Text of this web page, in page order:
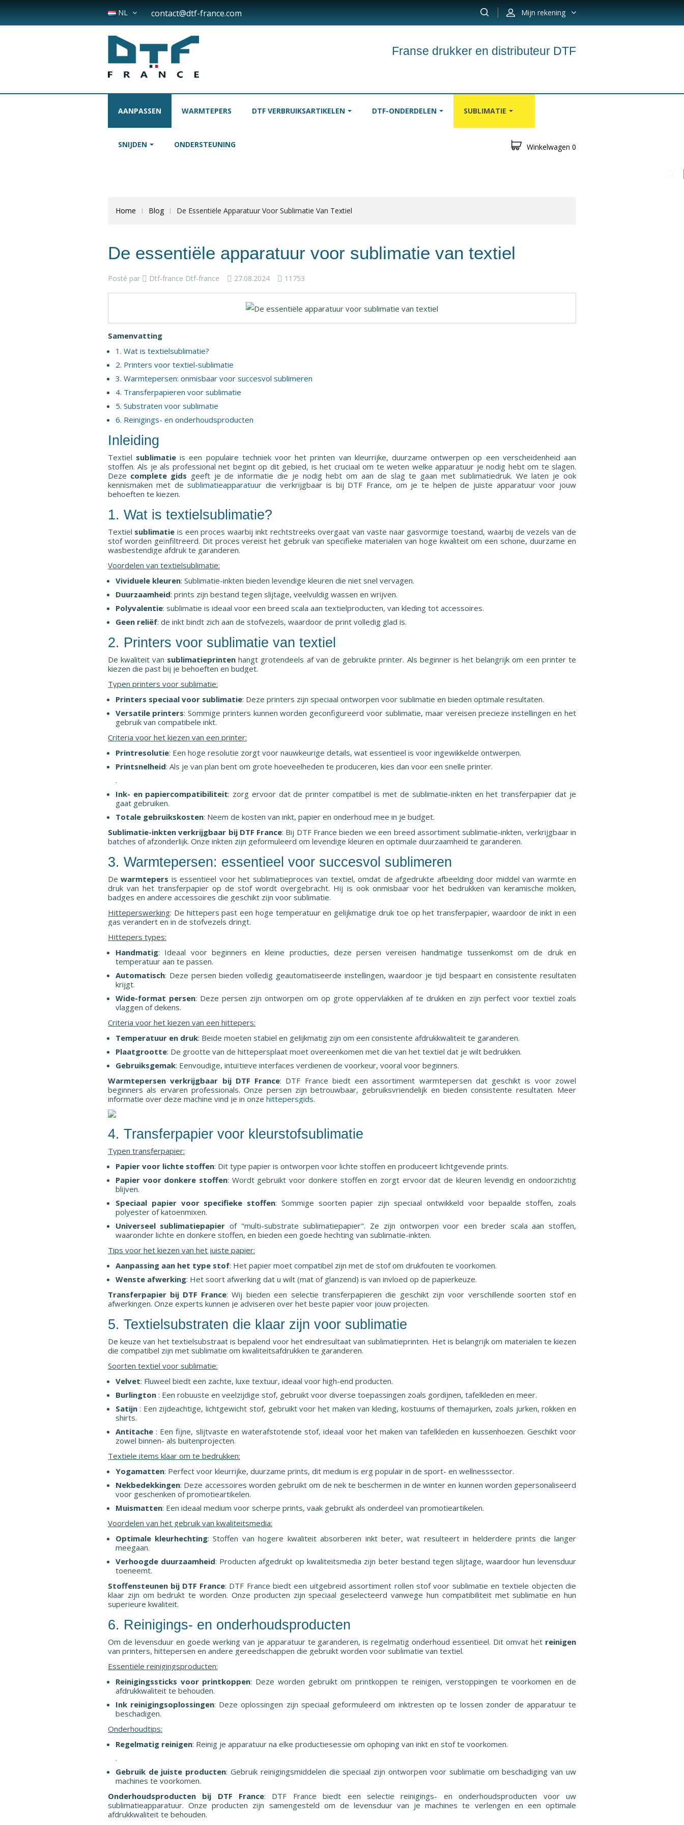
NL Mijn rekening
contact@dtf-france.com
Franse drukker en distributeur DTF
AANPASSEN WARMTEPERS DTF VERBRUIKSARTIKELEN DTF-ONDERDELEN SUBLIMATIE
SNIJDEN ONDERSTEUNING Winkelwagen 0
Home Blog De Essentiële Apparatuur Voor Sublimatie Van Textiel
De essentiële apparatuur voor sublimatie van textiel
Posté par Dtf-france Dtf-france 27.08.2024 11753
Samenvatting
1. Wat is textielsublimatie?
2. Printers voor textiel-sublimatie
3. Warmtepersen: onmisbaar voor succesvol sublimeren
4. Transferpapieren voor sublimatie
5. Substraten voor sublimatie
6. Reinigings- en onderhoudsproducten
Inleiding
Textiel sublimatie is een populaire techniek voor het printen van kleurrijke, duurzame ontwerpen op een verscheidenheid aan
stoffen. Als je als professional net begint op dit gebied, is het cruciaal om te weten welke apparatuur je nodig hebt om te slagen.
Deze complete gids geeft je de informatie die je nodig hebt om aan de slag te gaan met sublimatiedruk. We laten je ook
kennismaken met de sublimatieapparatuur die verkrijgbaar is bij DTF France, om je te helpen de juiste apparatuur voor jouw
behoeften te kiezen.
1. Wat is textielsublimatie?
Textiel sublimatie is een proces waarbij inkt rechtstreeks overgaat van vaste naar gasvormige toestand, waarbij de vezels van de
stof worden geïnfiltreerd. Dit proces vereist het gebruik van specifieke materialen van hoge kwaliteit om een schone, duurzame en
wasbestendige afdruk te garanderen.
Voordelen van textielsublimatie:
Vividuele kleuren: Sublimatie-inkten bieden levendige kleuren die niet snel vervagen.
Duurzaamheid: prints zijn bestand tegen slijtage, veelvuldig wassen en wrijven.
Polyvalentie: sublimatie is ideaal voor een breed scala aan textielproducten, van kleding tot accessoires.
Geen reliëf: de inkt bindt zich aan de stofvezels, waardoor de print volledig glad is.
2. Printers voor sublimatie van textiel
De kwaliteit van sublimatieprinten hangt grotendeels af van de gebruikte printer. Als beginner is het belangrijk om een printer te
kiezen die past bij je behoeften en budget.
Typen printers voor sublimatie:
Printers speciaal voor sublimatie: Deze printers zijn speciaal ontworpen voor sublimatie en bieden optimale resultaten.
Versatile printers: Sommige printers kunnen worden geconfigureerd voor sublimatie, maar vereisen precieze instellingen en het
gebruik van compatibele inkt.
Criteria voor het kiezen van een printer:
Printresolutie: Een hoge resolutie zorgt voor nauwkeurige details, wat essentieel is voor ingewikkelde ontwerpen.
Printsnelheid: Als je van plan bent om grote hoeveelheden te produceren, kies dan voor een snelle printer.
.
Ink- en papiercompatibiliteit: zorg ervoor dat de printer compatibel is met de sublimatie-inkten en het transferpapier dat je
gaat gebruiken.
Totale gebruikskosten: Neem de kosten van inkt, papier en onderhoud mee in je budget.
Sublimatie-inkten verkrijgbaar bij DTF France: Bij DTF France bieden we een breed assortiment sublimatie-inkten, verkrijgbaar in
batches of afzonderlijk. Onze inkten zijn geformuleerd om levendige kleuren en optimale duurzaamheid te garanderen.
3. Warmtepersen: essentieel voor succesvol sublimeren
De warmtepers is essentieel voor het sublimatieproces van textiel, omdat de afgedrukte afbeelding door middel van warmte en
druk van het transferpapier op de stof wordt overgebracht. Hij is ook onmisbaar voor het bedrukken van keramische mokken,
badges en andere accessoires die geschikt zijn voor sublimatie.
Hitteperswerking: De hittepers past een hoge temperatuur en gelijkmatige druk toe op het transferpapier, waardoor de inkt in een
gas verandert en in de stofvezels dringt.
Hittepers types:
Handmatig: Ideaal voor beginners en kleine producties, deze persen vereisen handmatige tussenkomst om de druk en
temperatuur aan te passen.
Automatisch: Deze persen bieden volledig geautomatiseerde instellingen, waardoor je tijd bespaart en consistente resultaten
krijgt.
Wide-format persen: Deze persen zijn ontworpen om op grote oppervlakken af te drukken en zijn perfect voor textiel zoals
vlaggen of dekens.
Criteria voor het kiezen van een hittepers:
Temperatuur en druk: Beide moeten stabiel en gelijkmatig zijn om een consistente afdrukkwaliteit te garanderen.
Plaatgrootte: De grootte van de hittepersplaat moet overeenkomen met die van het textiel dat je wilt bedrukken.
Gebruiksgemak: Eenvoudige, intuïtieve interfaces verdienen de voorkeur, vooral voor beginners.
Warmtepersen verkrijgbaar bij DTF France: DTF France biedt een assortiment warmtepersen dat geschikt is voor zowel
beginners als ervaren professionals. Onze persen zijn betrouwbaar, gebruiksvriendelijk en bieden consistente resultaten. Meer
informatie over deze machine vind je in onze hittepersgids.
4. Transferpapier voor kleurstofsublimatie
Typen transferpapier:
Papier voor lichte stoffen: Dit type papier is ontworpen voor lichte stoffen en produceert lichtgevende prints.
Papier voor donkere stoffen: Wordt gebruikt voor donkere stoffen en zorgt ervoor dat de kleuren levendig en ondoorzichtig
blijven.
Speciaal papier voor specifieke stoffen: Sommige soorten papier zijn speciaal ontwikkeld voor bepaalde stoffen, zoals
polyester of katoenmixen.
Universeel sublimatiepapier of "multi-substrate sublimatiepapier". Ze zijn ontworpen voor een breder scala aan stoffen,
waaronder lichte en donkere stoffen, en bieden een goede hechting van sublimatie-inkten.
Tips voor het kiezen van het juiste papier:
Aanpassing aan het type stof: Het papier moet compatibel zijn met de stof om drukfouten te voorkomen.
Wenste afwerking: Het soort afwerking dat u wilt (mat of glanzend) is van invloed op de papierkeuze.
Transferpapier bij DTF France: Wij bieden een selectie transferpapieren die geschikt zijn voor verschillende soorten stof en
afwerkingen. Onze experts kunnen je adviseren over het beste papier voor jouw projecten.
5. Textielsubstraten die klaar zijn voor sublimatie
De keuze van het textielsubstraat is bepalend voor het eindresultaat van sublimatieprinten. Het is belangrijk om materialen te kiezen
die compatibel zijn met sublimatie om kwaliteitsafdrukken te garanderen.
Soorten textiel voor sublimatie:
Velvet: Fluweel biedt een zachte, luxe textuur, ideaal voor high-end producten.
Burlington : Een robuuste en veelzijdige stof, gebruikt voor diverse toepassingen zoals gordijnen, tafelkleden en meer.
Satijn : Een zijdeachtige, lichtgewicht stof, gebruikt voor het maken van kleding, kostuums of themajurken, zoals jurken, rokken en
shirts.
Antitache : Een fijne, slijtvaste en waterafstotende stof, ideaal voor het maken van tafelkleden en kussenhoezen. Geschikt voor
zowel binnen- als buitenprojecten.
Textiele items klaar om te bedrukken:
Yogamatten: Perfect voor kleurrijke, duurzame prints, dit medium is erg populair in de sport- en wellnesssector.
Nekbedekkingen: Deze accessoires worden gebruikt om de nek te beschermen in de winter en kunnen worden gepersonaliseerd
voor geschenken of promotieartikelen.
Muismatten: Een ideaal medium voor scherpe prints, vaak gebruikt als onderdeel van promotieartikelen.
Voordelen van het gebruik van kwaliteitsmedia:
Optimale kleurhechting: Stoffen van hogere kwaliteit absorberen inkt beter, wat resulteert in helderdere prints die langer
meegaan.
Verhoogde duurzaamheid: Producten afgedrukt op kwaliteitsmedia zijn beter bestand tegen slijtage, waardoor hun levensduur
toeneemt.
Stoffensteunen bij DTF France: DTF France biedt een uitgebreid assortiment rollen stof voor sublimatie en textiele objecten die
klaar zijn om bedrukt te worden. Onze producten zijn speciaal geselecteerd vanwege hun compatibiliteit met sublimatie en hun
superieure kwaliteit.
6. Reinigings- en onderhoudsproducten
Om de levensduur en goede werking van je apparatuur te garanderen, is regelmatig onderhoud essentieel. Dit omvat het reinigen
van printers, hittepersen en andere gereedschappen die gebruikt worden voor sublimatie van textiel.
Essentiële reinigingsproducten:
Reinigingssticks voor printkoppen: Deze worden gebruikt om printkoppen te reinigen, verstoppingen te voorkomen en de
afdrukkwaliteit te behouden.
Ink reinigingsoplossingen: Deze oplossingen zijn speciaal geformuleerd om inktresten op te lossen zonder de apparatuur te
beschadigen.
Onderhoudtips:
Regelmatig reinigen: Reinig je apparatuur na elke productiesessie om ophoping van inkt en stof te voorkomen.
.
Gebruik de juiste producten: Gebruik reinigingsmiddelen die speciaal zijn ontworpen voor sublimatie om beschadiging van uw
machines te voorkomen.
Onderhoudsproducten bij DTF France: DTF France biedt een selectie reinigings- en onderhoudsproducten voor uw
sublimatieapparatuur. Onze producten zijn samengesteld om de levensduur van je machines te verlengen en een optimale
afdrukkwaliteit te behouden.